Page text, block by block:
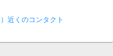
近くのコンタクト